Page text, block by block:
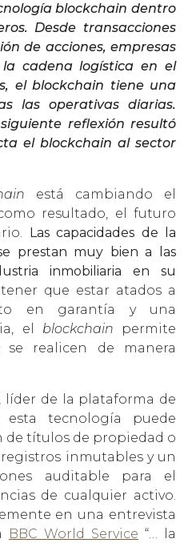
blockchain dentro
Desde transacciones
de acciones, empresas
cadena logística en el
el blockchain tiene una
las operativas diarias.
reflexión resultó
el blockchain al sector
está cambiando el
resultado, el futuro
Las capacidades de la
prestan muy bien a las
inmobiliaria en su
que estar atados a
en garantía y una
el blockchain
permite
se realicen de manera
líder de la plataforma de
esta tecnología puede
títulos de propiedad o
inmutables y un
auditable para el
de cualquier activo.
en una entrevista
BBC World Service “… la